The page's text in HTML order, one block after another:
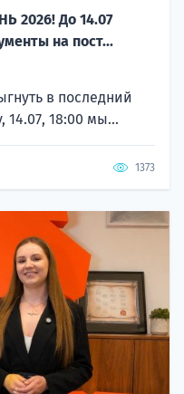
2026! До 14.07
на пост...
в последний
14.07, 18:00 мы...
1373